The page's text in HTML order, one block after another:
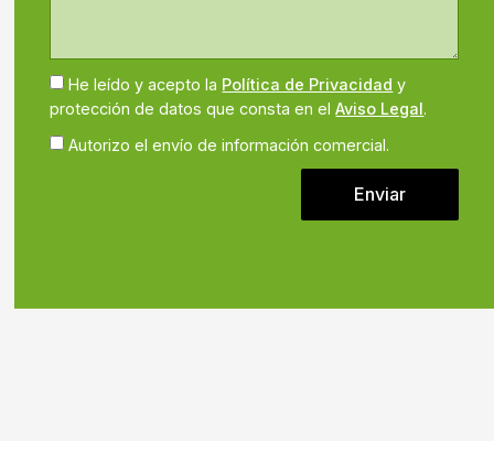
He leído y acepto la Política de Privacidad y
protección de datos que consta en elAviso Legal.
Autorizo el envío de información comercial.
Enviar